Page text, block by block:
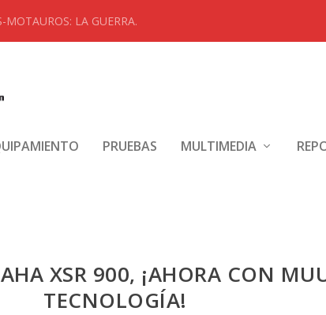
LA GUERRA.
PRUEBAS MULTIMEDIA
XSR 900, ¡AHORA CON
TECNOLOGÍA!